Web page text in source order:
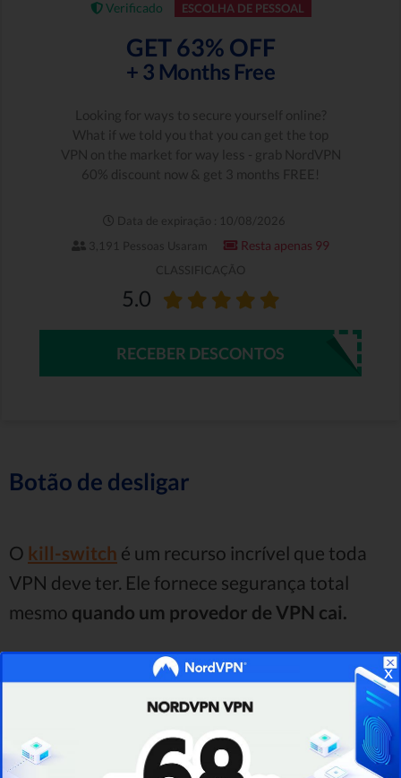
Verificado ESCOLHA DE PESSOAL
GET 63% OFF
+ 3 Months Free
Looking for ways to secure yourself online?
What if we told you that you can get the top
VPN on the market for way less - grab NordVPN
60% discount now & get 3 months FREE!
Data de expiração : 10/08/2026
3,191 Pessoas Usaram
Resta apenas 99
CLASSIFICAÇÃO
5.0
RECEBER DESCONTOS
Botão de desligar
O kill-switch é um recurso incrível que toda
VPN deve ter. Ele fornece segurança total
mesmo quando um provedor de VPN cai.
Deixe-me explicar nesta análise da VPN do
Hide.me por que é tão importante.
Sempre que sua conexão VPN cai, você é
x